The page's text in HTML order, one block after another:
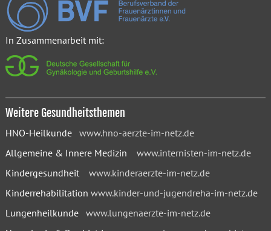
In Zusammenarbeit mit:
Weitere Gesundheitsthemen
HNO-Heilkunde www.hno-aerzte-im-netz.de
Allgemeine & Innere Medizin www.internisten-im-netz.de
Kindergesundheit www.kinderaerzte-im-netz.de
Kinderrehabilitation www.kinder-und-jugendreha-im-netz.de
Lungenheilkunde www.lungenaerzte-im-netz.de